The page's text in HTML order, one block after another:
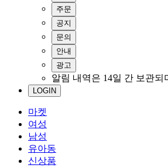
주문
공지
문의
안내
광고
알림 내역은 14일 간 보관
LOGIN
마켓
여성
남성
유아동
신상품